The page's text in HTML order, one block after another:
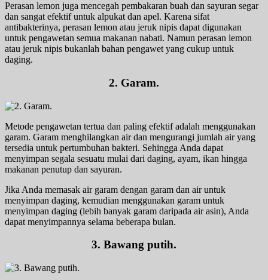
Perasan lemon juga mencegah pembakaran buah dan sayuran segar
dan sangat efektif untuk alpukat dan apel. Karena sifat
antibakterinya, perasan lemon atau jeruk nipis dapat digunakan
untuk pengawetan semua makanan nabati. Namun perasan lemon
atau jeruk nipis bukanlah bahan pengawet yang cukup untuk
daging.
2. Garam.
Metode pengawetan tertua dan paling efektif adalah menggunakan
garam. Garam menghilangkan air dan mengurangi jumlah air yang
tersedia untuk pertumbuhan bakteri. Sehingga Anda dapat
menyimpan segala sesuatu mulai dari daging, ayam, ikan hingga
makanan penutup dan sayuran.
Jika Anda memasak air garam dengan garam dan air untuk
menyimpan daging, kemudian menggunakan garam untuk
menyimpan daging (lebih banyak garam daripada air asin), Anda
dapat menyimpannya selama beberapa bulan.
3. Bawang putih.